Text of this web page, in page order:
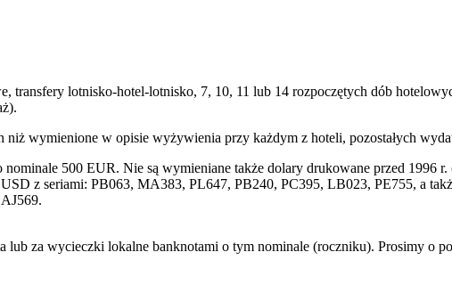
transfery lotnisko-hotel-lotnisko, 7, 10, 11 lub 14 rozpoczętych dób
wymienione w opisie wyżywienia przy każdym z hoteli, pozostałych
500 EUR. Nie są wymieniane także dolary drukowane przed 1996
z seriami: PB063, MA383, PL647, PB240, PC395, LB023, PE755, a
lub za wycieczki lokalne banknotami o tym nominale (roczniku). Prosimy o